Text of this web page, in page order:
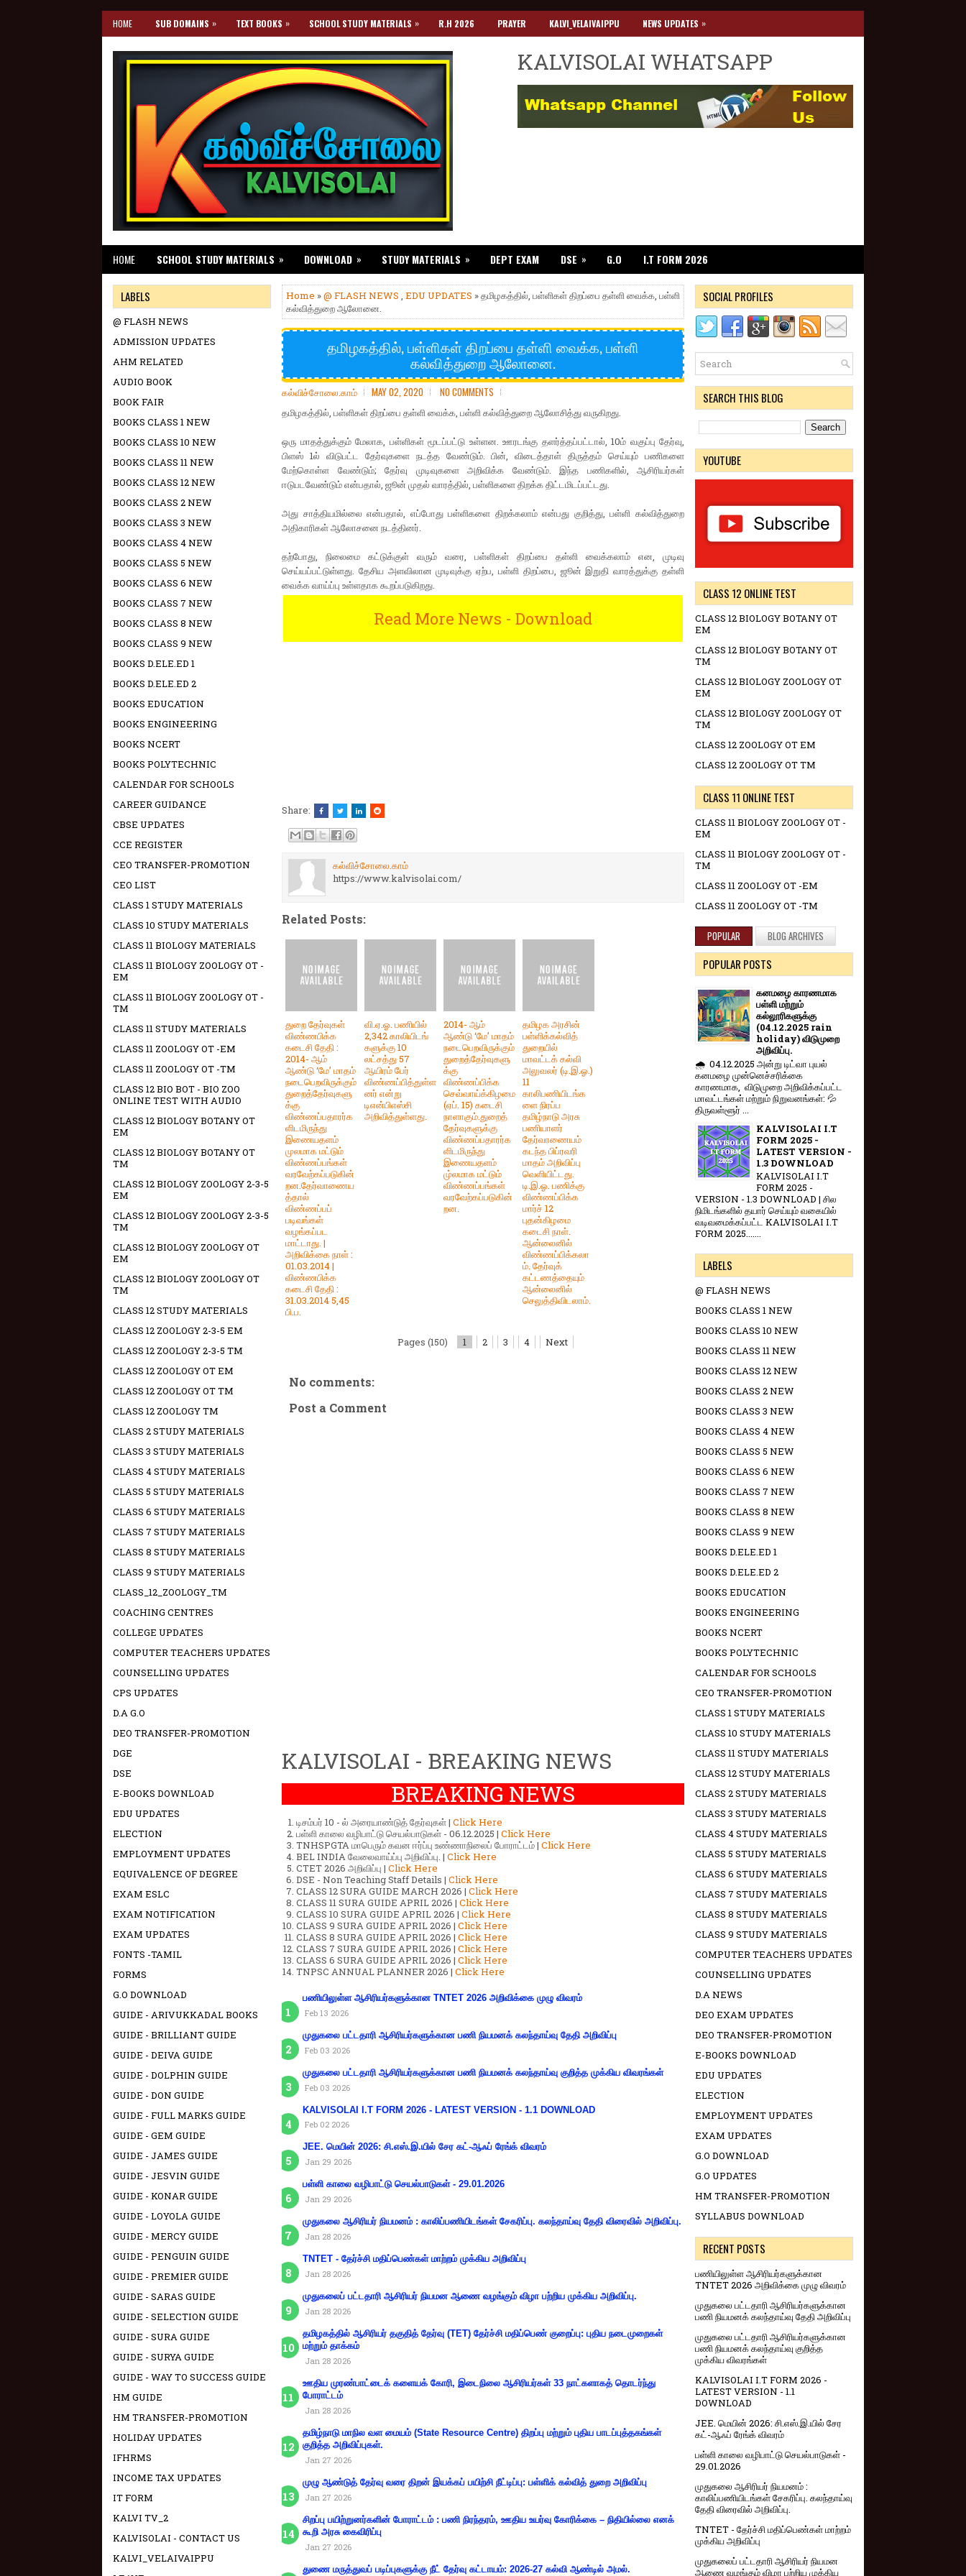
HOME SUB DOMAINS » TEXT BOOKS » SCHOOL STUDY MATERIALS » R.H 2026 PRAYER KALVI_VELAIVAIPPU NEWS UPDATES »
KALVISOLAI WHATSAPP
HOME SCHOOL STUDY MATERIALS » DOWNLOAD » STUDY MATERIALS » DEPT EXAM DSE » G.O I.T FORM 2026
Home »@ FLASH NEWS , EDU UPDATES » தமிழகத்தில், பள்ளிகள் திறப்பை தள்ளி வைக்க, பள்ளி
கல்வித்துறை ஆலோனை.
தமிழகத்தில், பள்ளிகள் திறப்பை தள்ளி வைக்க, பள்ளி
கல்வித்துறை ஆலோனை.
கல்விச்சோலை.காம் MAY 02, 2020 NO COMMENTS
தமிழகத்தில், பள்ளிகள் திறப்பை தள்ளி வைக்க, பள்ளி கல்வித்துறை ஆலோசித்து வருகிறது.
ஒரு மாதத்துக்கும் மேலாக, பள்ளிகள் மூடப்பட்டு உள்ளன. ஊரடங்கு தளர்த்தப்பட்டால், 10ம் வகுப்பு தேர்வு,
பிளஸ் 1ல் விடுபட்ட தேர்வுகளை நடத்த வேண்டும். பின், விடைத்தாள் திருத்தம் செய்யும் பணிகளை
மேற்கொள்ள வேண்டும்; தேர்வு முடிவுகளை அறிவிக்க வேண்டும். இந்த பணிகளில், ஆசிரியர்கள்
ஈடுபடவேண்டும் என்பதால், ஜூன் முதல் வாரத்தில், பள்ளிகளை திறக்க திட்டமிடப்பட்டது.
அது சாத்தியமில்லை என்பதால், எப்போது பள்ளிகளை திறக்கலாம் என்பது குறித்து, பள்ளி கல்வித்துறை
அதிகாரிகள் ஆலோசனை நடத்தினர்.
தற்போது, நிலைமை கட்டுக்குள் வரும் வரை, பள்ளிகள் திறப்பை தள்ளி வைக்கலாம் என, முடிவு
செய்யப்பட்டுள்ளது. தேசிய அளவிலான முடிவுக்கு ஏற்ப, பள்ளி திறப்பை, ஜூன் இறுதி வாரத்துக்கு தள்ளி
வைக்க வாய்ப்பு உள்ளதாக கூறப்படுகிறது.
Read More News - Download
Share:
கல்விச்சோலை.காம்
https://www.kalvisolai.com/
Related Posts:
துறை தேர்வுகள்
விண்ணபிக்க
கடைசி தேதி :
2014- ஆம்
ஆண்டு ‘மே’ மாதம்
நடைபெறவிருக்கும்
துறைத்தேர்வுகளு
க்கு
விண்ணப்பதாரர்க
ளிடமிருந்து
இணையதளம்
முலமாக மட்டும்
விண்ணப்பங்கள்
வரவேற்கப்படுகின்
றன.தேர்வாணைய
த்தால்
விண்ணப்பப்
படிவங்கள்
வழங்கப்பட
மாட்டாது. |
அறிவிக்கை நாள் :
01.03.2014 |
விண்ணபிக்க
கடைசி தேதி :
31.03.2014 5,45
பி.ப.
வி.ஏ.ஓ. பணியில்
2,342 காலியிடங்
களுக்கு 10
லட்சத்து 57
ஆயிரம் பேர்
விண்ணப்பித்துள்ள
னர் என்று
டிஎன்பிஎஸ்சி
அறிவித்துள்ளது.
2014- ஆம்
ஆண்டு ‘மே’ மாதம்
நடைபெறவிருக்கும்
துறைத்தேர்வுகளு
க்கு
விண்ணப்பிக்க
செவ்வாய்க்கிழமை
(ஏப். 15) கடைசி
நாளாகும்.துறைத்
தேர்வுகளுக்கு
விண்ணப்பதாரர்க
ளிடமிருந்து
இணையதளம்
மு்லமாக மட்டும்
விண்ணப்பங்கள்
வரவேற்கப்படுகின்
றன.
தமிழக அரசின்
பள்ளிக்கல்வித்
துறையில்
மாவட்டக் கல்வி
அலுவலர் (டி.இ.ஓ.)
11
காலிபணியிடங்க
ளை நிரப்ப
தமிழ்நாடு அரசு
பணியாளர்
தேர்வாணையம்
கடந்த பிப்ரவரி
மாதம் அறிவிப்பு
வெளியிட்டது.
டி.இ.ஓ. பணிக்கு
விண்ணப்பிக்க
மார்ச் 12
புதன்கிழமை
கடைசி நாள்.
ஆன்லைனில்
விண்ணப்பிக்கலா
ம். தேர்வுக்
கட்டணத்தையும்
ஆன்லைனில்
செலுத்திவிடலாம்.
Pages (150) 1 2 3 4 Next
No comments:
Post a Comment
KALVISOLAI - BREAKING NEWS
BREAKING NEWS
டிசம்பர் 10 - ல் அரையாண்டுத் தேர்வுகள் | Click Here
பள்ளி காலை வழிபாட்டு செயல்பாடுகள் - 06.12.2025 | Click Here
TNHSPGTA மாபெரும் கவன ஈர்ப்பு உண்ணாநிலைப் போராட்டம் | Click Here
BEL INDIA வேலைவாய்ப்பு அறிவிப்பு. | Click Here
CTET 2026 அறிவிப்பு | Click Here
DSE - Non Teaching Staff Details | Click Here
CLASS 12 SURA GUIDE MARCH 2026 | Click Here
CLASS 11 SURA GUIDE APRIL 2026 | Click Here
CLASS 10 SURA GUIDE APRIL 2026 | Click Here
CLASS 9 SURA GUIDE APRIL 2026 | Click Here
CLASS 8 SURA GUIDE APRIL 2026 | Click Here
CLASS 7 SURA GUIDE APRIL 2026 | Click Here
CLASS 6 SURA GUIDE APRIL 2026 | Click Here
TNPSC ANNUAL PLANNER 2026 | Click Here
பணியிலுள்ள ஆசிரியர்களுக்கான TNTET 2026 அறிவிக்கை முழு விவரம்
Feb 13 2026
முதுகலை பட்டதாரி ஆசிரியர்களுக்கான பணி நியமனக் கலந்தாய்வு தேதி அறிவிப்பு
Feb 03 2026
முதுகலை பட்டதாரி ஆசிரியர்களுக்கான பணி நியமனக் கலந்தாய்வு குறித்த முக்கிய விவரங்கள்
Feb 03 2026
KALVISOLAI I.T FORM 2026 - LATEST VERSION - 1.1 DOWNLOAD
Feb 02 2026
JEE. மெயின் 2026: சி.எஸ்.இ.யில் சேர கட்-ஆஃப் ரேங்க் விவரம்
Jan 29 2026
பள்ளி காலை வழிபாட்டு செயல்பாடுகள் - 29.01.2026
Jan 29 2026
முதுகலை ஆசிரியர் நியமனம் : காலிப்பணியிடங்கள் சேகரிப்பு. கலந்தாய்வு தேதி விரைவில் அறிவிப்பு.
Jan 28 2026
TNTET - தேர்ச்சி மதிப்பெண்கள் மாற்றம் முக்கிய அறிவிப்பு
Jan 28 2026
முதுகலைப் பட்டதாரி ஆசிரியர் நியமன ஆணை வழங்கும் விழா பற்றிய முக்கிய அறிவிப்பு.
Jan 28 2026
தமிழகத்தில் ஆசிரியர் தகுதித் தேர்வு (TET) தேர்ச்சி மதிப்பெண் குறைப்பு: புதிய நடைமுறைகள்
மற்றும் தாக்கம்
Jan 28 2026
ஊதிய முரண்பாட்டைக் களையக் கோரி, இடைநிலை ஆசிரியர்கள் 33 நாட்களாகத் தொடர்ந்து
போராட்டம்
Jan 28 2026
தமிழ்நாடு மாநில வள மையம் (State Resource Centre) திறப்பு மற்றும் புதிய பாடப்புத்தகங்கள்
குறித்த அறிவிப்புகள்.
Jan 27 2026
முழு ஆண்டுத் தேர்வு வரை திறன் இயக்கப் பயிற்சி நீட்டிப்பு: பள்ளிக் கல்வித் துறை அறிவிப்பு
Jan 27 2026
சிறப்பு பயிற்றுனர்களின் போராட்டம் : பணி நிரந்தரம், ஊதிய உயர்வு கோரிக்கை – நிதியில்லை எனக்
கூறி அரசு கைவிரிப்பு
Jan 27 2026
துணை மருத்துவப் படிப்புகளுக்கு நீட் தேர்வு கட்டாயம்: 2026-27 கல்வி ஆண்டில் அமல்.
LABELS
@ FLASH NEWS
ADMISSION UPDATES
AHM RELATED
AUDIO BOOK
BOOK FAIR
BOOKS CLASS 1 NEW
BOOKS CLASS 10 NEW
BOOKS CLASS 11 NEW
BOOKS CLASS 12 NEW
BOOKS CLASS 2 NEW
BOOKS CLASS 3 NEW
BOOKS CLASS 4 NEW
BOOKS CLASS 5 NEW
BOOKS CLASS 6 NEW
BOOKS CLASS 7 NEW
BOOKS CLASS 8 NEW
BOOKS CLASS 9 NEW
BOOKS D.ELE.ED 1
BOOKS D.ELE.ED 2
BOOKS EDUCATION
BOOKS ENGINEERING
BOOKS NCERT
BOOKS POLYTECHNIC
CALENDAR FOR SCHOOLS
CAREER GUIDANCE
CBSE UPDATES
CCE REGISTER
CEO TRANSFER-PROMOTION
CEO LIST
CLASS 1 STUDY MATERIALS
CLASS 10 STUDY MATERIALS
CLASS 11 BIOLOGY MATERIALS
CLASS 11 BIOLOGY ZOOLOGY OT -
EM
CLASS 11 BIOLOGY ZOOLOGY OT -
TM
CLASS 11 STUDY MATERIALS
CLASS 11 ZOOLOGY OT -EM
CLASS 11 ZOOLOGY OT -TM
CLASS 12 BIO BOT - BIO ZOO
ONLINE TEST WITH AUDIO
CLASS 12 BIOLOGY BOTANY OT
EM
CLASS 12 BIOLOGY BOTANY OT
TM
CLASS 12 BIOLOGY ZOOLOGY 2-3-5
EM
CLASS 12 BIOLOGY ZOOLOGY 2-3-5
TM
CLASS 12 BIOLOGY ZOOLOGY OT
EM
CLASS 12 BIOLOGY ZOOLOGY OT
TM
CLASS 12 STUDY MATERIALS
CLASS 12 ZOOLOGY 2-3-5 EM
CLASS 12 ZOOLOGY 2-3-5 TM
CLASS 12 ZOOLOGY OT EM
CLASS 12 ZOOLOGY OT TM
CLASS 12 ZOOLOGY TM
CLASS 2 STUDY MATERIALS
CLASS 3 STUDY MATERIALS
CLASS 4 STUDY MATERIALS
CLASS 5 STUDY MATERIALS
CLASS 6 STUDY MATERIALS
CLASS 7 STUDY MATERIALS
CLASS 8 STUDY MATERIALS
CLASS 9 STUDY MATERIALS
CLASS_12_ZOOLOGY_TM
COACHING CENTRES
COLLEGE UPDATES
COMPUTER TEACHERS UPDATES
COUNSELLING UPDATES
CPS UPDATES
D.A G.O
DEO TRANSFER-PROMOTION
DGE
DSE
E-BOOKS DOWNLOAD
EDU UPDATES
ELECTION
EMPLOYMENT UPDATES
EQUIVALENCE OF DEGREE
EXAM ESLC
EXAM NOTIFICATION
EXAM UPDATES
FONTS -TAMIL
FORMS
G.O DOWNLOAD
GUIDE - ARIVUKKADAL BOOKS
GUIDE - BRILLIANT GUIDE
GUIDE - DEIVA GUIDE
GUIDE - DOLPHIN GUIDE
GUIDE - DON GUIDE
GUIDE - FULL MARKS GUIDE
GUIDE - GEM GUIDE
GUIDE - JAMES GUIDE
GUIDE - JESVIN GUIDE
GUIDE - KONAR GUIDE
GUIDE - LOYOLA GUIDE
GUIDE - MERCY GUIDE
GUIDE - PENGUIN GUIDE
GUIDE - PREMIER GUIDE
GUIDE - SARAS GUIDE
GUIDE - SELECTION GUIDE
GUIDE - SURA GUIDE
GUIDE - SURYA GUIDE
GUIDE - WAY TO SUCCESS GUIDE
HM GUIDE
HM TRANSFER-PROMOTION
HOLIDAY UPDATES
IFHRMS
INCOME TAX UPDATES
IT FORM
KALVI TV_2
KALVISOLAI - CONTACT US
KALVI_VELAIVAIPPU
SOCIAL PROFILES
SEARCH THIS BLOG
YOUTUBE
CLASS 12 ONLINE TEST
CLASS 12 BIOLOGY BOTANY OT
EM
CLASS 12 BIOLOGY BOTANY OT
TM
CLASS 12 BIOLOGY ZOOLOGY OT
EM
CLASS 12 BIOLOGY ZOOLOGY OT
TM
CLASS 12 ZOOLOGY OT EM
CLASS 12 ZOOLOGY OT TM
CLASS 11 ONLINE TEST
CLASS 11 BIOLOGY ZOOLOGY OT -
EM
CLASS 11 BIOLOGY ZOOLOGY OT -
TM
CLASS 11 ZOOLOGY OT -EM
CLASS 11 ZOOLOGY OT -TM
POPULAR BLOG ARCHIVES
POPULAR POSTS
கனமழை காரணமாக
பள்ளி மற்றும்
கல்லூரிகளுக்கு
(04.12.2025 rain
holiday) விடுமுறை
அறிவிப்பு.
🌧️ 04.12.2025 அன்று டிட்வா புயல்
கனமழை முன்னெச்சரிக்கை
காரணமாக, விடுமுறை அறிவிக்கப்பட்ட
மாவட்டங்கள் மற்றும் நிறுவனங்கள்: 💦
திருவள்ளூர் ...
KALVISOLAI I.T
FORM 2025 -
LATEST VERSION -
1.3 DOWNLOAD
KALVISOLAI I.T
FORM 2025 -
VERSION - 1.3 DOWNLOAD | சில
நிமிடங்களில் தயார் செய்யும் வகையில்
வடிவமைக்கப்பட்ட KALVISOLAI I.T
FORM 2025.......
LABELS
@ FLASH NEWS
BOOKS CLASS 1 NEW
BOOKS CLASS 10 NEW
BOOKS CLASS 11 NEW
BOOKS CLASS 12 NEW
BOOKS CLASS 2 NEW
BOOKS CLASS 3 NEW
BOOKS CLASS 4 NEW
BOOKS CLASS 5 NEW
BOOKS CLASS 6 NEW
BOOKS CLASS 7 NEW
BOOKS CLASS 8 NEW
BOOKS CLASS 9 NEW
BOOKS D.ELE.ED 1
BOOKS D.ELE.ED 2
BOOKS EDUCATION
BOOKS ENGINEERING
BOOKS NCERT
BOOKS POLYTECHNIC
CALENDAR FOR SCHOOLS
CEO TRANSFER-PROMOTION
CLASS 1 STUDY MATERIALS
CLASS 10 STUDY MATERIALS
CLASS 11 STUDY MATERIALS
CLASS 12 STUDY MATERIALS
CLASS 2 STUDY MATERIALS
CLASS 3 STUDY MATERIALS
CLASS 4 STUDY MATERIALS
CLASS 5 STUDY MATERIALS
CLASS 6 STUDY MATERIALS
CLASS 7 STUDY MATERIALS
CLASS 8 STUDY MATERIALS
CLASS 9 STUDY MATERIALS
COMPUTER TEACHERS UPDATES
COUNSELLING UPDATES
D.A NEWS
DEO EXAM UPDATES
DEO TRANSFER-PROMOTION
E-BOOKS DOWNLOAD
EDU UPDATES
ELECTION
EMPLOYMENT UPDATES
EXAM UPDATES
G.O DOWNLOAD
G.O UPDATES
HM TRANSFER-PROMOTION
SYLLABUS DOWNLOAD
RECENT POSTS
பணியிலுள்ள ஆசிரியர்களுக்கான
TNTET 2026 அறிவிக்கை முழு விவரம்
முதுகலை பட்டதாரி ஆசிரியர்களுக்கான
பணி நியமனக் கலந்தாய்வு தேதி அறிவிப்பு
முதுகலை பட்டதாரி ஆசிரியர்களுக்கான
பணி நியமனக் கலந்தாய்வு குறித்த
முக்கிய விவரங்கள்
KALVISOLAI I.T FORM 2026 -
LATEST VERSION - 1.1
DOWNLOAD
JEE. மெயின் 2026: சி.எஸ்.இ.யில் சேர
கட்-ஆஃப் ரேங்க் விவரம்
பள்ளி காலை வழிபாட்டு செயல்பாடுகள் -
29.01.2026
முதுகலை ஆசிரியர் நியமனம் :
காலிப்பணியிடங்கள் சேகரிப்பு. கலந்தாய்வு
தேதி விரைவில் அறிவிப்பு.
TNTET - தேர்ச்சி மதிப்பெண்கள் மாற்றம்
முக்கிய அறிவிப்பு
முதுகலைப் பட்டதாரி ஆசிரியர் நியமன
ஆணை வழங்கும் விழா பற்றிய முக்கிய